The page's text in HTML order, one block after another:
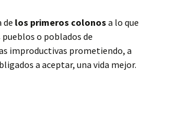
de los primeros colonos a lo que
o poblados de
improductivas prometiendo, a
a aceptar, una vida mejor.